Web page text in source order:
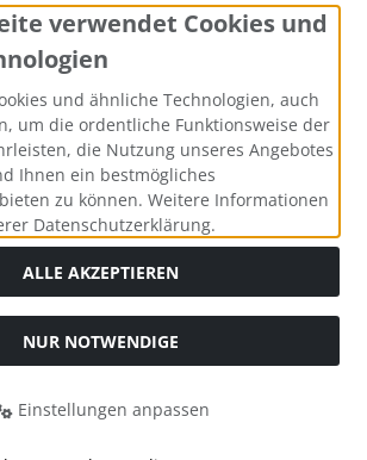
verwendet Cookies und
und ähnliche Technologien, auch
um die ordentliche Funktionsweise der
die Nutzung unseres Angebotes
Ihnen ein bestmögliches
zu können. Weitere Informationen
Datenschutzerklärung.
ALLE AKZEPTIEREN
NUR NOTWENDIGE
Einstellungen anpassen